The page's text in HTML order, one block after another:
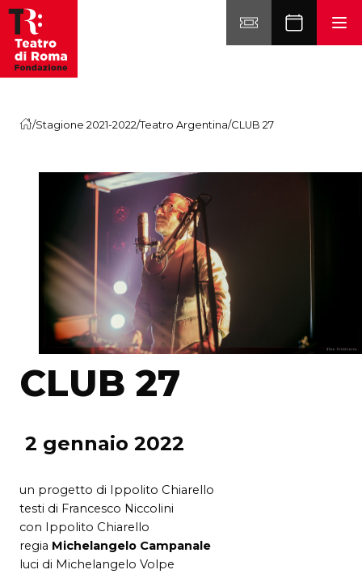
Vai al contenuto
/Stagione 2021-2022/Teatro Argentina/CLUB 27
CLUB 27
2 gennaio 2022
un progetto di Ippolito Chiarello
testi di Francesco Niccolini
con Ippolito Chiarello
regia Michelangelo Campanale
luci di Michelangelo Volpe